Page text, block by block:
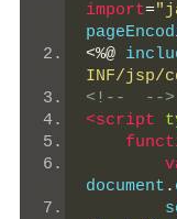
import=
<%@
INF/jsp/
<!--  -->
<script
document .